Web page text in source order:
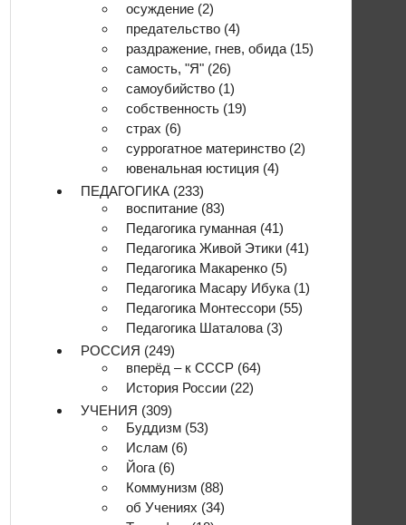
осуждение (2)
предательство (4)
раздражение, гнев, обида (15)
самость, "Я" (26)
самоубийство (1)
собственность (19)
страх (6)
суррогатное материнство (2)
ювенальная юстиция (4)
ПЕДАГОГИКА (233)
воспитание (83)
Педагогика гуманная (41)
Педагогика Живой Этики (41)
Педагогика Макаренко (5)
Педагогика Масару Ибука (1)
Педагогика Монтессори (55)
Педагогика Шаталова (3)
РОССИЯ (249)
вперёд – к СССР (64)
История России (22)
УЧЕНИЯ (309)
Буддизм (53)
Ислам (6)
Йога (6)
Коммунизм (88)
об Учениях (34)